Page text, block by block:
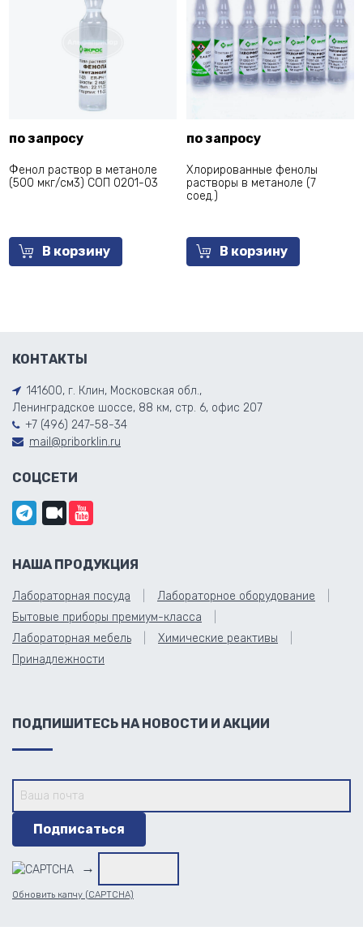
по запросу
Фенол раствор в метаноле
(500 мкг/см3) СОП 0201-03
В корзину
по запросу
Хлорированные фенолы
растворы в метаноле (7
соед.)
В корзину
КОНТАКТЫ
141600, г. Клин, Московская обл.,
Ленинградское шоссе, 88 км, стр. 6, офис 207
+7 (496) 247-58-34
mail@priborklin.ru
СОЦСЕТИ
НАША ПРОДУКЦИЯ
Лабораторная посуда
Лабораторное оборудование
Бытовые приборы премиум-класса
Лабораторная мебель
Химические реактивы
Принадлежности
ПОДПИШИТЕСЬ НА НОВОСТИ И АКЦИИ
→
Обновить капчу (CAPTCHA)